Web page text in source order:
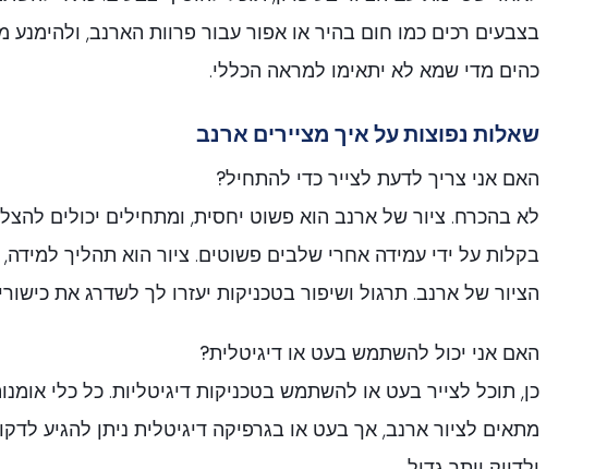
בצבעים רכים כמו חום בהיר או אפור עבור פרוות הארנב, ולהימנע
כהים מדי שמא לא יתאימו למראה הכללי.
שאלות נפוצות על איך מציירים ארנב
האם אני צריך לדעת לצייר כדי להתחיל?
לא בהכרח. ציור של ארנב הוא פשוט יחסית, ומתחילים יכולים
בקלות על ידי עמידה אחרי שלבים פשוטים. ציור הוא תהליך למידה,
הציור של ארנב. תרגול ושיפור בטכניקות יעזרו לך לשדרג את
האם אני יכול להשתמש בעט או דיגיטלית?
כן, תוכל לצייר בעט או להשתמש בטכניקות דיגיטליות. כל כלי
מתאים לציור ארנב, אך בעט או בגרפיקה דיגיטלית ניתן להגיע